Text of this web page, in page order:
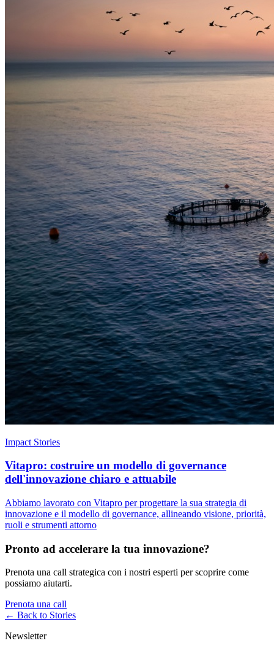
Impact Stories
Vitapro: costruire un modello di governance
dell'innovazione chiaro e attuabile
Abbiamo lavorato con Vitapro per progettare la sua strategia di
innovazione e il modello di governance, allineando visione, priorità,
ruoli e strumenti attorno
Pronto ad accelerare la tua innovazione?
Prenota una call strategica con i nostri esperti per scoprire come
possiamo aiutarti.
Prenota una call
← Back to Stories
Newsletter